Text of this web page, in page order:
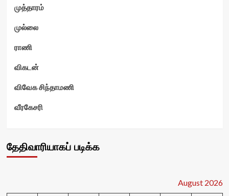
முத்தாரம்
முல்லை
ராணி
விகடன்
விவேக சிந்தாமணி
வீரகேசரி
தேதிவாரியாகப் படிக்க
August 2026